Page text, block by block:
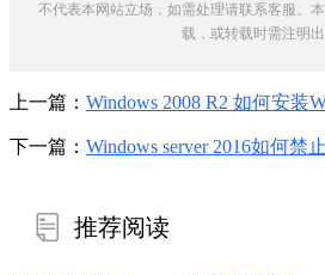
不代表本网站立场，如需处理请联系客服。
载，或转载时需注明出
上一篇： Windows 2008 R2 如何安装
下一篇： Windows server 2016如何禁
推荐阅读